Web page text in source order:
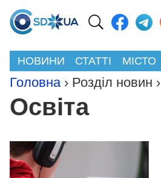
НОВИНИ СТАТТІ МІСТО
Головна › Розділ новин ›
Освіта